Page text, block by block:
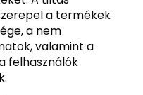
a termékek
a nem
valamint a
felhasználók